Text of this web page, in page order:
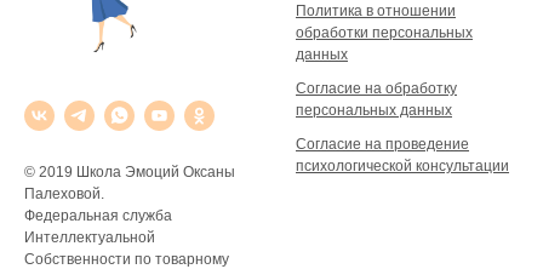
© 2019 Школа Эмоций Оксаны
Палеховой.
Федеральная служба
Интеллектуальной
Собственности по товарному
Политика в отношении
обработки персональных
данных
Согласие на обработку
персональных данных
Согласие на проведение
психологической консультации